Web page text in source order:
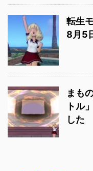
転生
8月5
まも
トル
した